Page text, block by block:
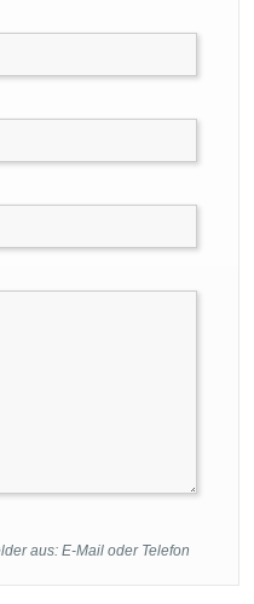
aus: E-Mail oder Telefon